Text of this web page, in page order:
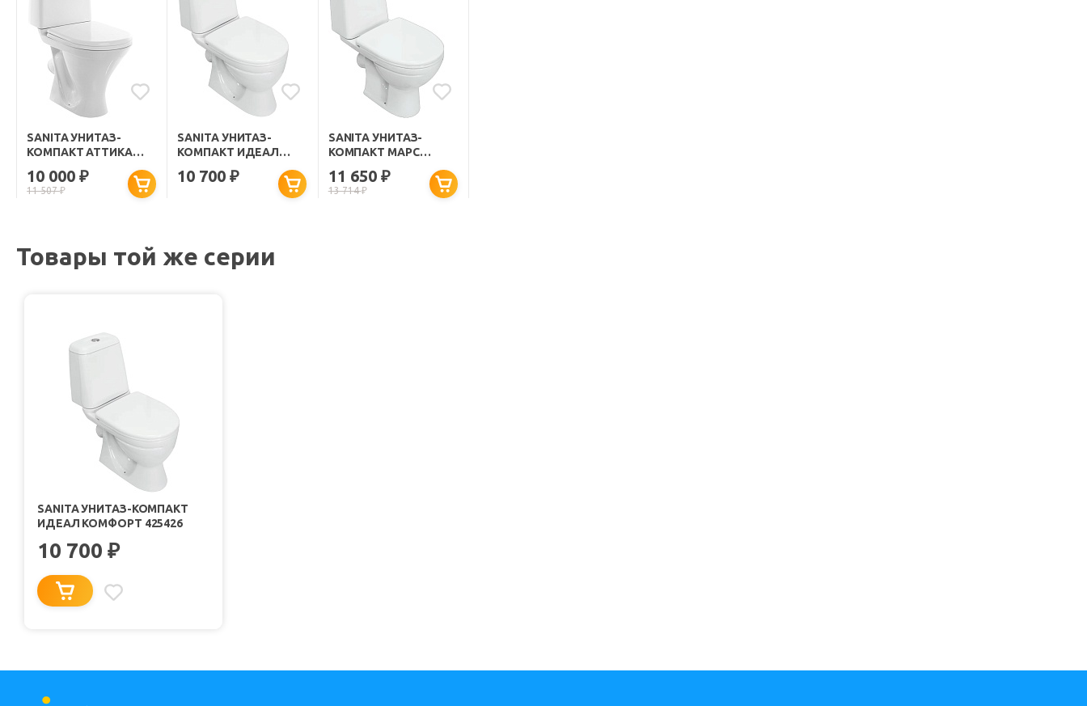
SANITA УНИТАЗ-
КОМПАКТ АТТИКА
ЛЮКС 415259
10 000₽
11 507₽
SANITA УНИТАЗ-
КОМПАКТ ИДЕАЛ
КОМФОРТ 425426
10 700₽
SANITA УНИТАЗ-
КОМПАКТ МАРС
КОМФОРТ
11 650 ₽
13 714₽
Товары той же серии
SANITA УНИТАЗ-КОМПАКТ
ИДЕАЛ КОМФОРТ 425426
10 700 ₽